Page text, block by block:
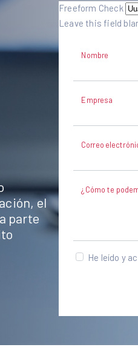
el
parte
Freeform Check
Leave this field
Nombre
Empresa
Correo
¿Cómo te
He leído y